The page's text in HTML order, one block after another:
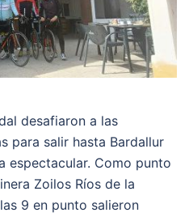
desafiaron a las
para salir hasta Bardallur
espectacular. Como punto
Zoilos Ríos de la
9 en punto salieron